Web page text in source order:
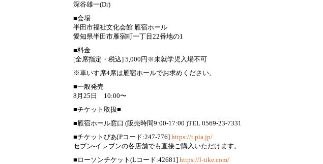
深谷雄一(Dr)
■会場
半田市福祉文化会館 雁宿ホール
愛知県半田市雁宿町一丁目22番地の1
■料金
[全席指定・税込] 5,000円※未就学児入場不可
※車いす席4席は雁宿ホールでお求めください。
■一般発売
8月25日 10:00〜
■チケット取扱■
■雁宿ホール窓口 (販売時間9:00-17:00 )TEL 0569-23-7331
■チケットぴあ[Pコード:247-776] https://t.pia.jp/
セブン-イレブンの各店舗でも直接ご購入いただけます。
■ローソンチケット(Lコード:42681] https://l-tike.com/